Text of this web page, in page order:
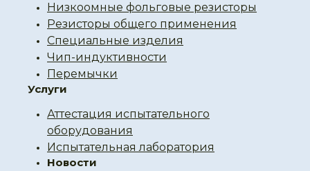
Низкоомные фольговые резисторы
Резисторы общего применения
Специальные изделия
Чип-индуктивности
Перемычки
Услуги
Аттестация испытательного
оборудования
Испытательная лаборатория
Новости